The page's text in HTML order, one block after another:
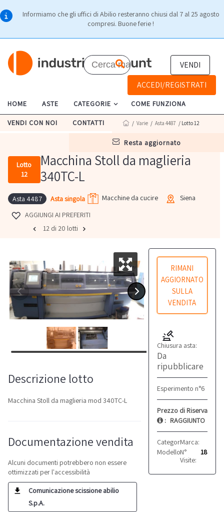
Informiamo che gli uffici di Abilio resteranno chiusi dal 7 al 25 agosto
compresi. Buone ferie !
VENDI
ACCEDI/REGISTRATI
HOME ASTE CATEGORIE COME FUNZIONA
VENDI CON NOI CONTATTI
resta aggiornato
/ Varie / Asta 4487 / Lotto 12
Lotto
12
Macchina Stoll da maglieria
340TC-L
Asta 4487 Asta singola Macchine da cucire
Siena
AGGIUNGI AI PREFERITI
12 di 20 lotti
RIMANI
AGGIORNATO
SULLA
VENDITA
Chiusura asta:
Da
ripubblicare
Esperimento n°6
Prezzo di Riserva
: RAGGIUNTO
Categoria: Macchine
Marca:
Modello: 340TC-L
N°
Visite:
18
Descrizione lotto
Macchina Stoll da maglieria mod 340TC-L
Documentazione vendita
Alcuni documenti potrebbero non essere
ottimizzati per l'accessibilità
Comunicazione scissione abilio
S.p.A.